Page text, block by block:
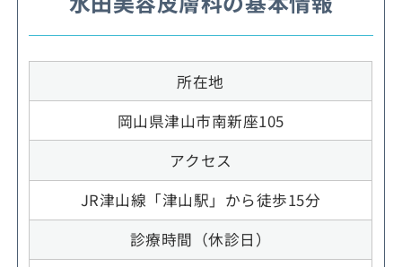
所在地
岡山県津山市南新座105
アクセス
JR津山線「津山駅」から徒歩15分
診療時間（休診日）